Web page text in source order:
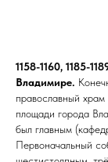
1158-1160, 1185-
Владимире.
православный
площади города
был главным
Первоначальный